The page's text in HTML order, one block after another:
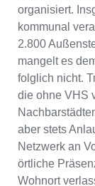
organisiert.
kommunal
2.800
mangelt es
folglich nicht.
die ohne VHS
aber stets
Netzwerk an
örtliche
Wohnort